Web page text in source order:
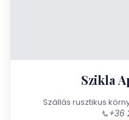
Szikla
Szállás rusztikus
📞+36